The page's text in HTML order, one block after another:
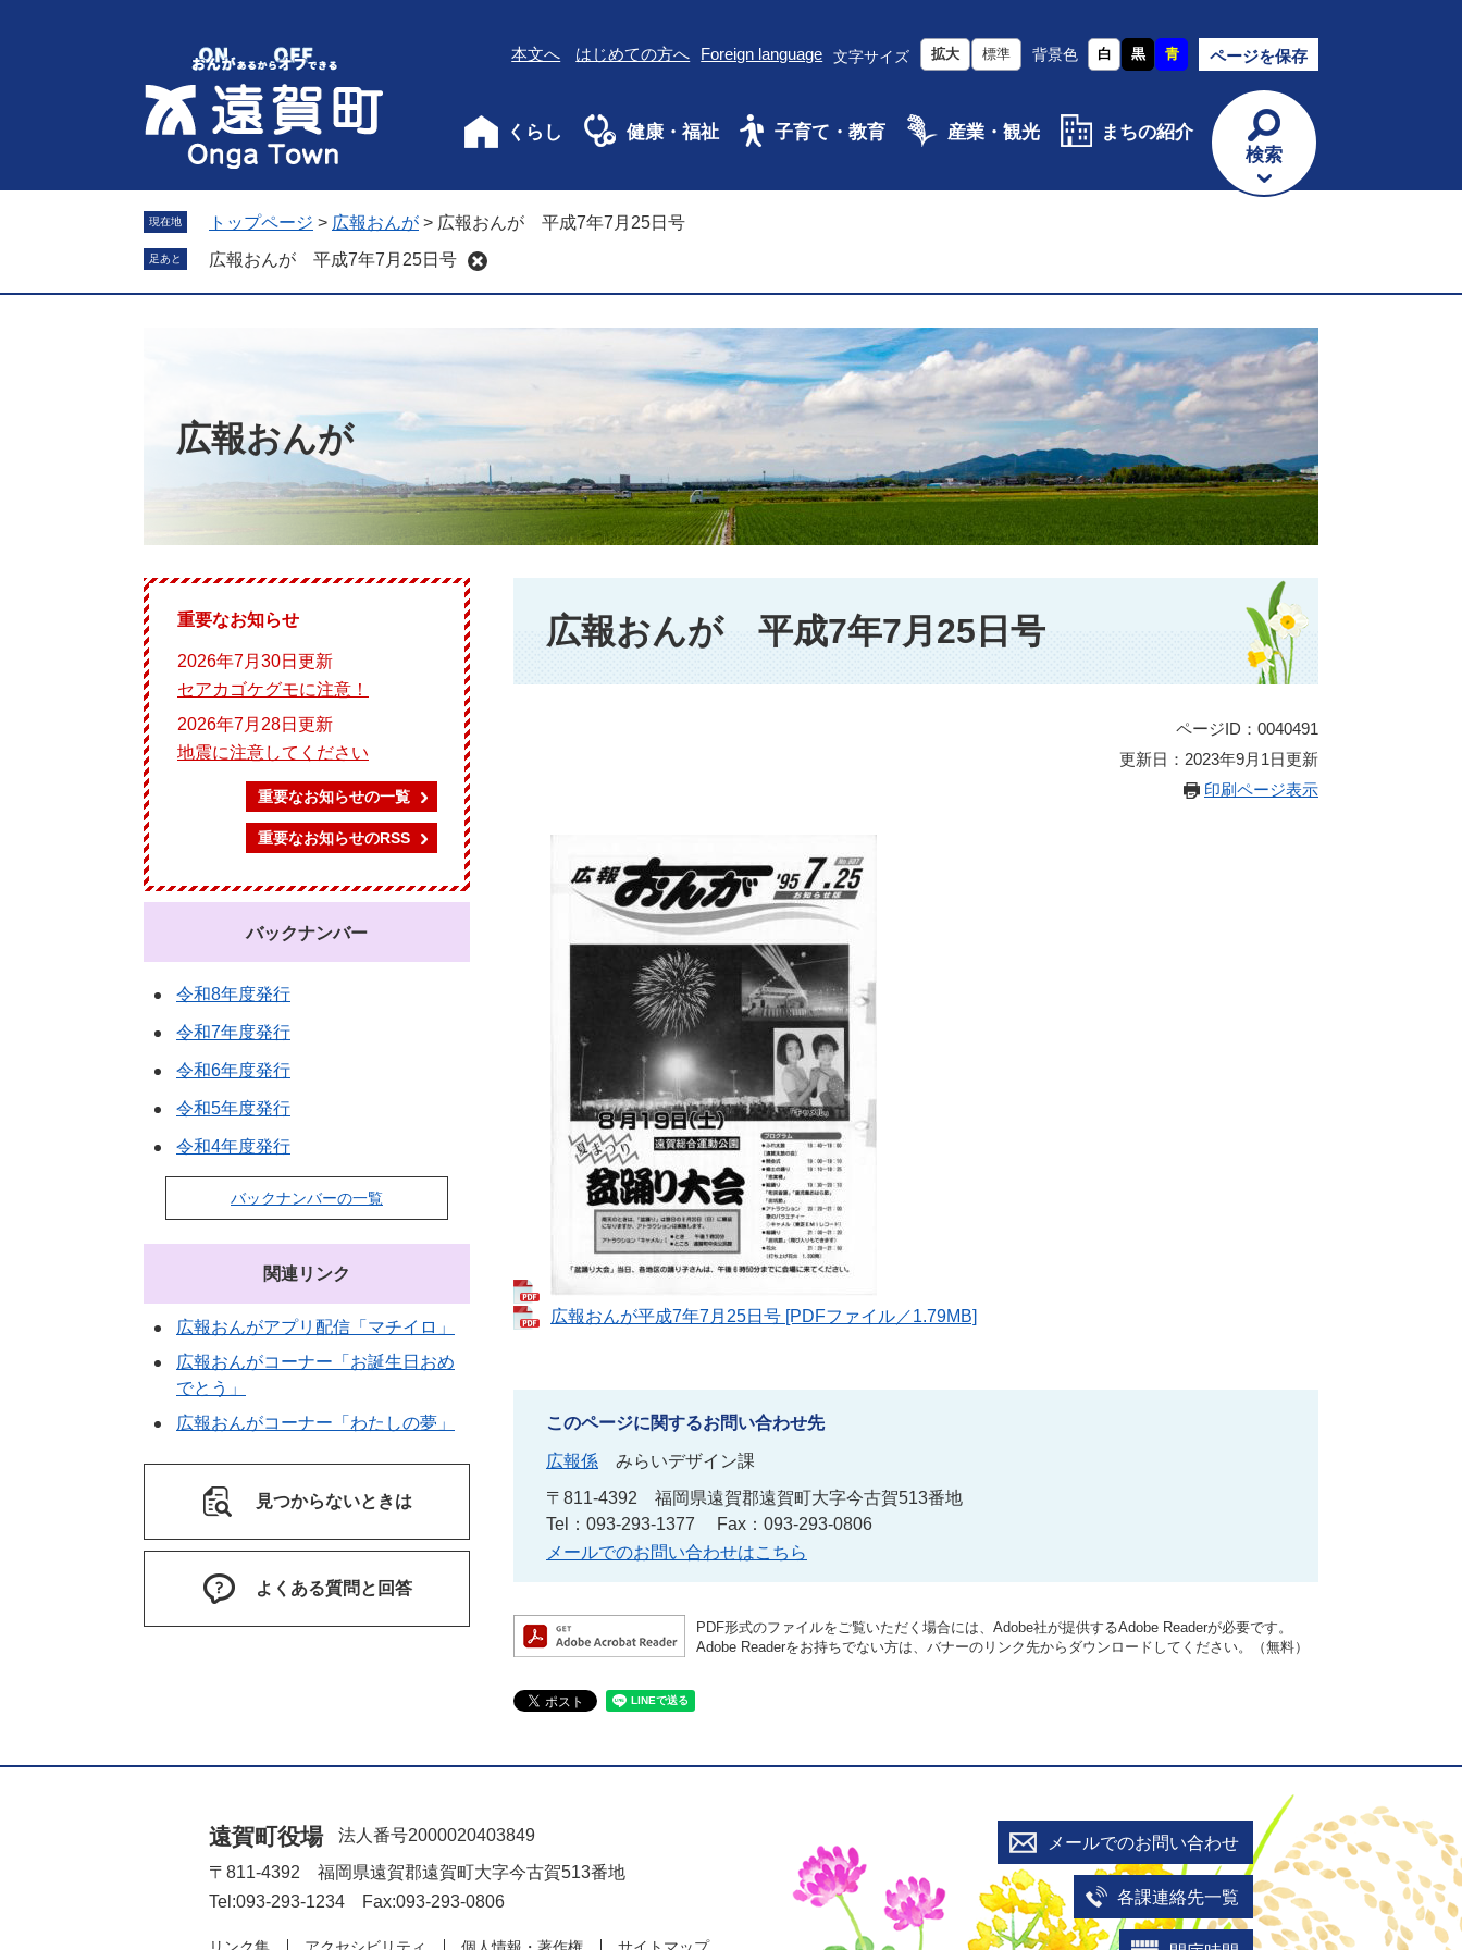
す
し
へ
本文へ はじめての方へ Foreign language 文字サイズ 拡大 標準 背景色 白 黒 青 ページを保存
くらし 健康・福祉 子育て・教育 産業・観光
まちの紹介
検索
現在地 トップページ > 広報おんが > 広報おんが 平成7年7月25日号
足あと 広報おんが 平成7年7月25日号
広報おんが
広報おんが 平成7年7月25日号
ページID：0040491
更新日：2023年9月1日更新
印刷ページ表示
広報おんが平成7年7月25日号 [PDFファイル／1.79MB]
このページに関するお問い合わせ先
広報係
みらいデザイン課
〒811-4392
福岡県遠賀郡遠賀町大字今古賀513番地
Tel：093-293-1377
Fax：093-293-0806
メールでのお問い合わせはこちら
PDF形式のファイルをご覧いただく場合には、Adobe社が提供するAdobe Readerが必要です。
Adobe Readerをお持ちでない方は、バナーのリンク先からダウンロードしてください。（無料）
重要なお知らせ
2026年7月30日更新
セアカゴケグモに注意！
2026年7月28日更新
地震に注意してください
重要なお知らせの一覧
重要なお知らせのRSS
バックナンバー
令和8年度発行
令和7年度発行
令和6年度発行
令和5年度発行
令和4年度発行
バックナンバーの一覧
関連リンク
広報おんがアプリ配信「マチイロ」
広報おんがコーナー「お誕生日おめ
でとう」
広報おんがコーナー「わたしの夢」
見つからないときは
よくある質問と回答
遠賀町役場
法人番号2000020403849
〒811-4392 福岡県遠賀郡遠賀町大字今古賀513番地
Tel:093-293-1234 Fax:093-293-0806
リンク集 アクセシビリティ 個人情報・著作権 サイトマップ
メールでのお問い合わせ
各課連絡先一覧